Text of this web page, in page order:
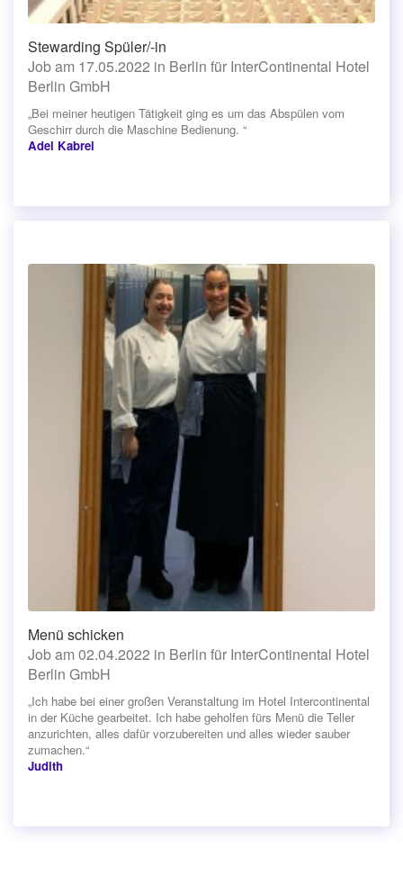
Stewarding Spüler/-in
Job am 17.05.2022 in Berlin für InterContinental Hotel
Berlin GmbH
„Bei meiner heutigen Tätigkeit ging es um das Abspülen vom
Geschirr durch die Maschine Bedienung. “
Adel Kabrel
Menü schicken
Job am 02.04.2022 in Berlin für InterContinental Hotel
Berlin GmbH
„Ich habe bei einer großen Veranstaltung im Hotel Intercontinental
in der Küche gearbeitet. Ich habe geholfen fürs Menü die Teller
anzurichten, alles dafür vorzubereiten und alles wieder sauber
zumachen.“
Judith